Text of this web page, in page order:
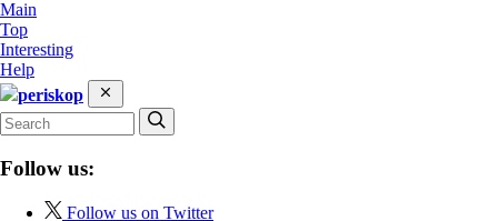
Main
Top
Interesting
Help
periskop
Follow us:
Follow us on Twitter